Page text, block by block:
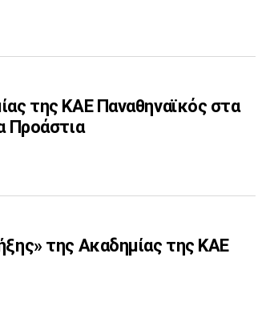
της ΚΑΕ Παναθηναϊκός στα
Προάστια
της Ακαδημίας της ΚΑΕ